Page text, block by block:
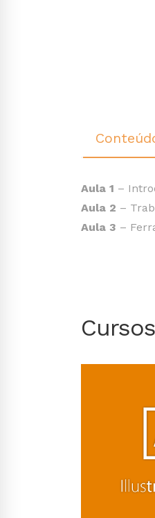
Aula 1 –
Aula 2 –
Aula 3 –